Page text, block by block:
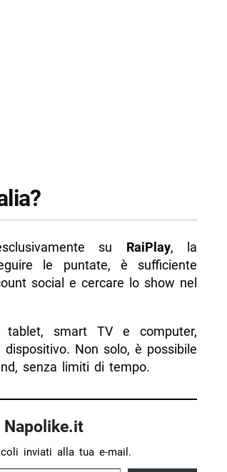
su RaiPlay, la
le puntate, è sufficiente
social e cercare lo show nel
tablet, smart TV e computer,
Non solo, è possibile
senza limiti di tempo.
Napolike.it
inviati alla tua e-mail.